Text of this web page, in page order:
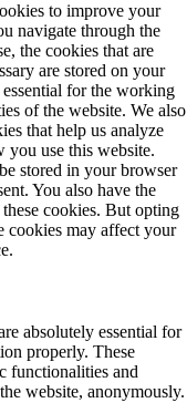
to improve your
navigate through the
the cookies that are
are stored on your
for the working
of the website. We also
that help us analyze
you use this website.
stored in your browser
You also have the
cookies. But opting
cookies may affect your
absolutely essential for
properly. These
functionalities and
website, anonymously.